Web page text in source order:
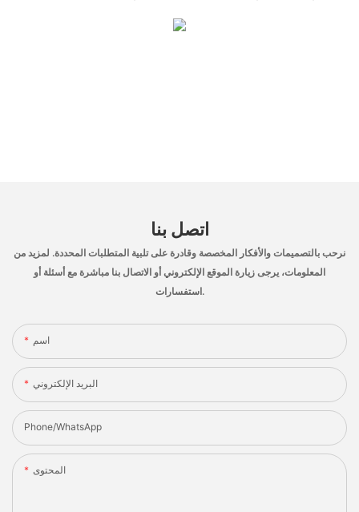
اتصل بنا
نرحب بالتصميمات والأفكار المخصصة وقادرة على تلبية المتطلبات المحددة. لمزيد من
المعلومات، يرجى زيارة الموقع الإلكتروني أو الاتصال بنا مباشرة مع أسئلة أو
استفسارات.
اسم
البريد الإلكتروني
Phone/whatsApp
المحتوى